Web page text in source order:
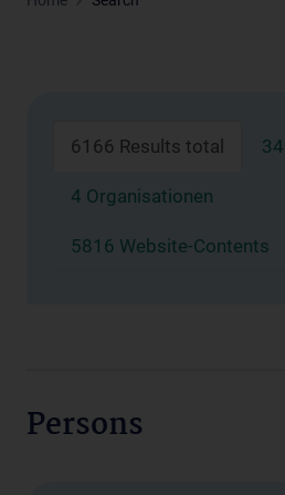
6166 Results total
4 Organisationen
5816 Website-Contents
Persons